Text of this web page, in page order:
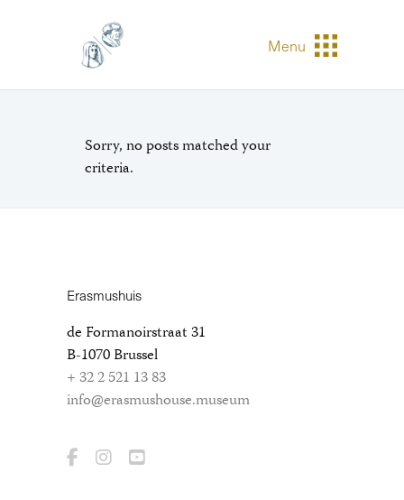
Menu
Sorry, no posts matched your
criteria.
Erasmushuis
de Formanoirstraat 31
B-1070 Brussel
+ 32 2 521 13 83
info@erasmushouse.museum